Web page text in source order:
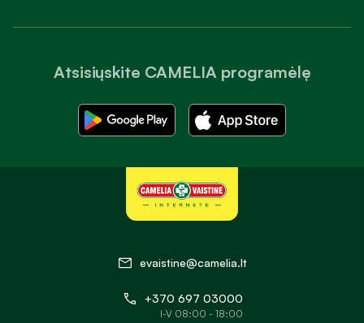
Atsisiųskite CAMELIA programėlę
evaistine@camelia.lt
+370 697 03000
I-V 08:00 - 18:00